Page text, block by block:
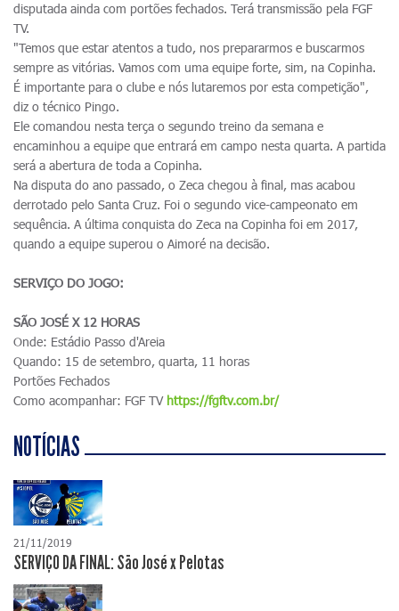
disputada ainda com portões fechados. Terá transmissão pela FGF
TV.
"Temos que estar atentos a tudo, nos prepararmos e buscarmos
sempre as vitórias. Vamos com uma equipe forte, sim, na Copinha.
É importante para o clube e nós lutaremos por esta competição",
diz o técnico Pingo.
Ele comandou nesta terça o segundo treino da semana e
encaminhou a equipe que entrará em campo nesta quarta. A partida
será a abertura de toda a Copinha.
Na disputa do ano passado, o Zeca chegou à final, mas acabou
derrotado pelo Santa Cruz. Foi o segundo vice-campeonato em
sequência. A última conquista do Zeca na Copinha foi em 2017,
quando a equipe superou o Aimoré na decisão.
SERVIÇO DO JOGO:
SÃO JOSÉ X 12 HORAS
Onde: Estádio Passo d'Areia
Quando: 15 de setembro, quarta, 11 horas
Portões Fechados
Como acompanhar: FGF TV https://fgftv.com.br/
NOTÍCIAS
21/11/2019
SERVIÇO DA FINAL: São José x Pelotas